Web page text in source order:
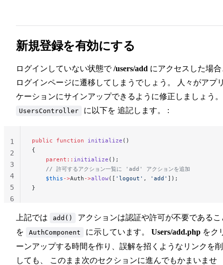
新規登録を有効にする
ログインしていない状態で/users/add にアクセスした場合
ログインページに遷移してしまうでしょう。 人々がアプ
ケーションにサインアップできるように修正しましょう。
UsersController に以下を 追記します。 :
public function initialize ()
{
    parent::
initialize ();
    // 許可するアクション一覧に 'add' アクションを追加
    $this
->Auth ->allow([ 'logout' , 'add' ]);
}
1
2
3
4
5
6
上記では add()
アクションは認証や許可が不要であるこ
を
AuthComponent に示しています。 Users/add.php をク
ーンアップする時間を作り、誤解を招くようなリンクを
しても、 このまま次のセクションに進んでもかまいませ